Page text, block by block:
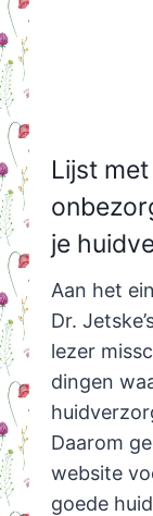
Lijst
je
Aan het
Dr.
lezer
dingen
Daarom
website
goede